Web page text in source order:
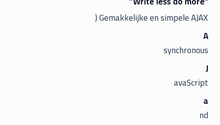
Gemakkelijke en simpele AJAX (
A
synchronous
J
avaScript
a
nd